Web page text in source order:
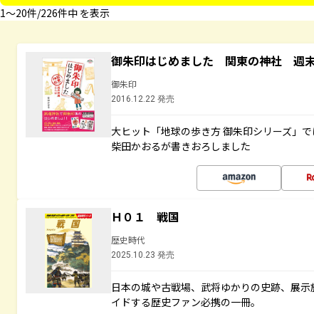
1〜20件/226件中 を表示
御朱印はじめました 関東の神社 週
御朱印
2016.12.22 発売
大ヒット「地球の歩き方 御朱印シリーズ」
柴田かおるが書きおろしました
Ｈ０１ 戦国
歴史時代
2025.10.23 発売
日本の城や古戦場、武将ゆかりの史跡、展
イドする歴史ファン必携の一冊。